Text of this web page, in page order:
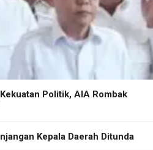
Politik, AIA Rombak
Kepala Daerah Ditunda